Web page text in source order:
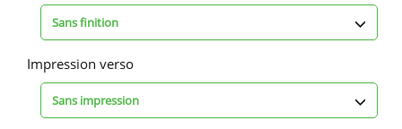
Sans finition
Impression verso
Sans impression